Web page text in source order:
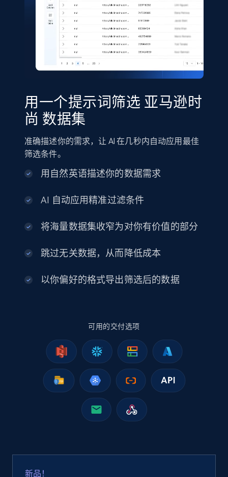
Amazon products global dataset
Title, Seller name, Brand, Description, Initial
price, Currency, Availability, Reviews count, and
2.1K+ 375+
Amazon best seller products
price, Final price, Final price high, Currency, and
eCommerce
price, Currency, Sold, and more.
eCommerce
181+
Amazon Walmart
URL, Title amazon, Seller name amazon, Brand
用一个提示词筛选 亚马逊时
尚 数据集
准确描述你的需求，让 AI 在几秒内自动应用最佳
筛选条件。
用自然英语描述你的数据需求
AI 自动应用精准过滤条件
将海量数据集收窄为对你有价值的部分
跳过无关数据，从而降低成本
以你偏好的格式导出筛选后的数据
可用的交付选项
新品！